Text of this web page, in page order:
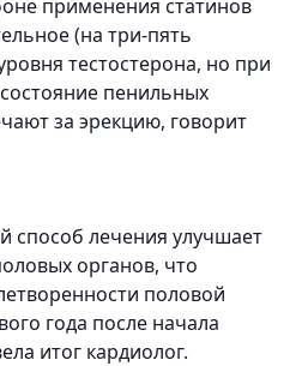
применения статинов
(на три-пять
тестостерона, но при
пенильных
за эрекцию, говорит
способ лечения улучшает
органов, что
половой
года после начала
итог кардиолог.